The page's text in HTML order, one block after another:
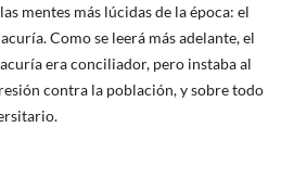
mentes más lúcidas de la época: el
Como se leerá más adelante, el
era conciliador, pero instaba al
contra la población, y sobre todo